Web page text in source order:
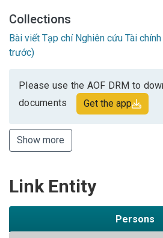
Collections
Bài viết Tạp chí Nghiên cứu Tài
trước)
Please use the AOF DRM to
documents
Get the app
Show more
Link Entity
Persons